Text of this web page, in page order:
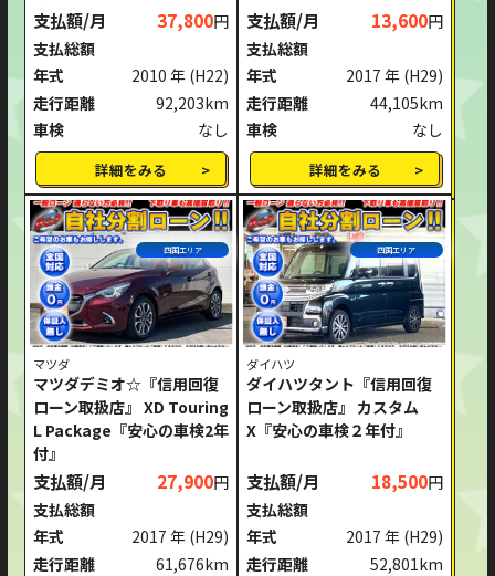
支払額/月 37,800円
支払総額
年式
2010 年 (H22)
走行距離
92,203km
車検
なし
詳細をみる
支払額/月 13,600円
支払総額
年式
2017 年 (H29)
走行距離
44,105km
車検
なし
詳細をみる
四国エリア
マツダ
マツダデミオ☆『信用回復
ローン取扱店』 XD Touring
L Package『安心の車検2年
付』
支払額/月 27,900円
支払総額
年式
2017 年 (H29)
走行距離
61,676km
四国エリア
ダイハツ
ダイハツタント『信用回復
ローン取扱店』 カスタム
X『安心の車検２年付』
支払額/月 18,500円
支払総額
年式
2017 年 (H29)
走行距離
52,801km